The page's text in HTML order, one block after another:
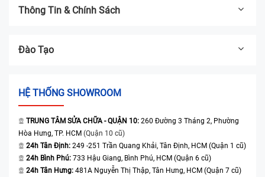
Thông Tin & Chính Sách
Đào Tạo
HỆ THỐNG SHOWROOM
TRUNG TÂM SỬA CHỮA - QUẬN 10: 260 Đường 3 Tháng 2, Phường
Hòa Hưng, TP. HCM (Quận 10 cũ)
24h Tân Định: 249 -251 Trần Quang Khải, Tân Định, HCM (Quận 1 cũ)
24h Bình Phú: 733 Hậu Giang, Bình Phú, HCM (Quận 6 cũ)
24h Tân Hưng: 481A Nguyễn Thị Thập, Tân Hưng, HCM (Quận 7 cũ)